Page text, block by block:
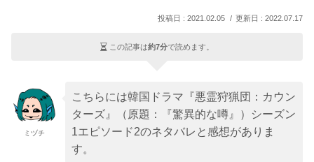
2021.02.05 2022.07.17
この記事は約7分で読めます。
ミヅチ
こちらには韓国ドラマ『悪霊狩猟団：カウン
ターズ』（原題：『驚異的な噂』）シーズン
1エピソード2のネタバレと感想がありま
す。